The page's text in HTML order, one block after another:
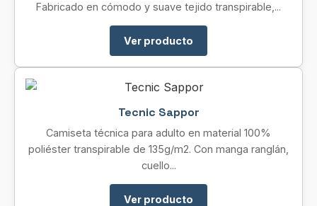
Fabricado en cómodo y suave tejido transpirable,...
Ver producto
Tecnic Sappor
Camiseta técnica para adulto en material 100%
poliéster transpirable de 135g/m2. Con manga ranglán,
cuello...
Ver producto